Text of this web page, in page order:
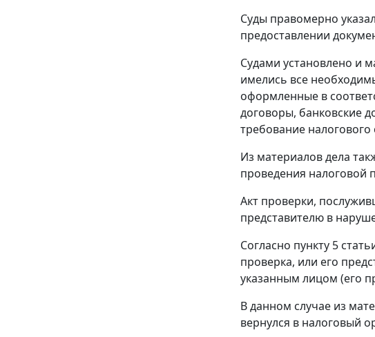
Суды правомерно
предоставлении
Судами установлено и
имелись все
оформленные в
договоры, банковские
требование
Из материалов дела
проведения налоговой
Акт проверки,
представителю в
Согласно пункту 5
проверка, или его
указанным лицом (его
В данном случае из
вернулся в налоговый